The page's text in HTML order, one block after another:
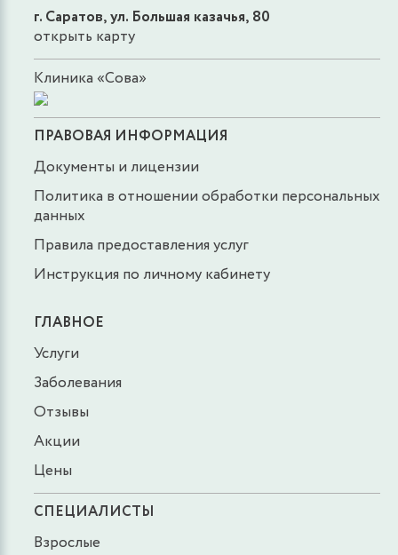
г. Саратов, ул. Большая казачья, 80
открыть карту
Клиника «Сова»
ПРАВОВАЯ ИНФОРМАЦИЯ
Документы и лицензии
Политика в отношении обработки персональных
данных
Правила предоставления услуг
Инструкция по личному кабинету
ГЛАВНОЕ
Услуги
Заболевания
Отзывы
Акции
Цены
СПЕЦИАЛИСТЫ
Взрослые